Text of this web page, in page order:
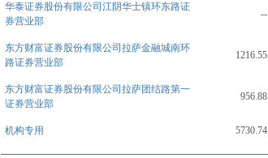
华泰证券股份有限公司江阴华士镇环东路证
券营业部
--
东方财富证券股份有限公司拉萨金融城南环
路证券营业部
1216.55
东方财富证券股份有限公司拉萨团结路第一
证券营业部
956.88
机构专用 5730.74